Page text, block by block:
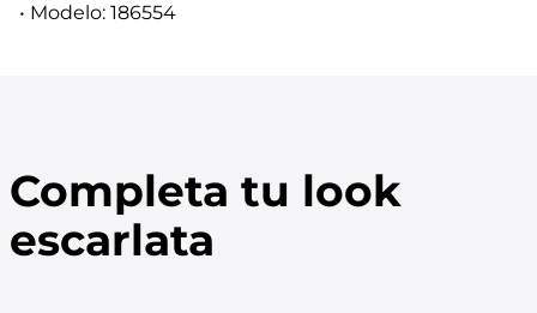
• Modelo: 186554
Completa tu look
escarlata